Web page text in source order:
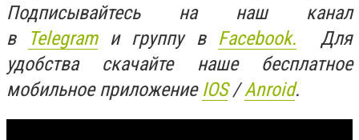
Подписывайтесь на наш канал
в
Telegramи группу в Facebook. Для
удобства скачайте наше бесплатное
мобильное приложение IOS/Anroid.